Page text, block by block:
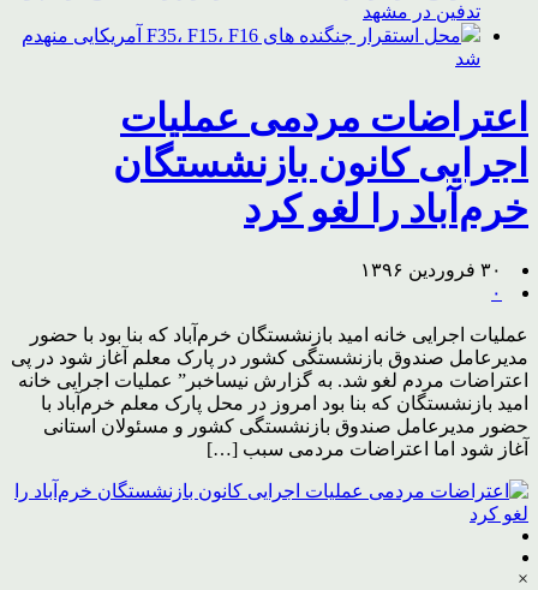
تدفین در مشهد
محل استقرار جنگنده های F35، F15، F16 آمریکایی منهدم
شد
اعتراضات مردمی عملیات
اجرایی کانون بازنشستگان
خرم‌آباد را لغو کرد
۳۰ فروردین ۱۳۹۶
۰
عملیات اجرایی خانه امید بازنشستگان خرم‌آباد که بنا بود با حضور
مدیرعامل صندوق بازنشستگی کشور در پارک معلم آغاز شود در پی
اعتراضات مردم لغو شد. به گزارش نیساخبر” عملیات اجرایی خانه
امید بازنشستگان که بنا بود امروز در محل پارک معلم خرم‌آباد با
حضور مدیرعامل صندوق بازنشستگی کشور و مسئولان استانی
آغاز شود اما اعتراضات مردمی سبب […]
×